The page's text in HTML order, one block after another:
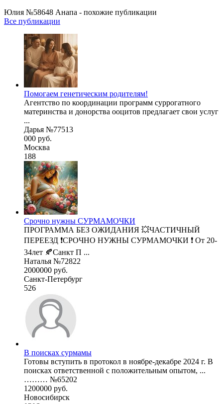
Юлия №58648 Анапа - похожие публикации
Все публикации
Помогаем генетическим родителям!
Агентство по координации программ суррогатного
материнства и донорства ооцитов предлагает свои услуг
...
Дарья №77513
000 руб.
Москва
188
Срочно нужны СУРМАМОЧКИ
ПРОГРАММА БЕЗ ОЖИДАНИЯ 💥ЧАСТИЧНЫЙ
ПЕРЕЕЗД ❗СРОЧНО НУЖНЫ СУРМАМОЧКИ ❗ От 20-
34лет 🍂Санкт П ...
Наталья №72822
2000000 руб.
Санкт-Петербург
526
В поисках сурмамы
Готовы вступить в протокол в ноябре-декабре 2024 г. В
поисках ответственной с положительным опытом, ...
……… №65202
1200000 руб.
Новосибирск